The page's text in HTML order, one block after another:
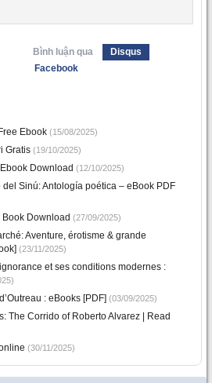
Bình luận qua
Disqus
Facebook
Ebook (15/08/2025)
Gratis (19/10/2025)
Download (12/10/2025)
Sinú: Antología poética – eBook PDF
Download (27/09/2025)
Aventure, érotisme & grande
(23/11/2025)
et ses conditions modernes :
: eBooks [PDF] (03/09/2025)
The Corrido of Roberto Alvarez | Read
(30/11/2025)